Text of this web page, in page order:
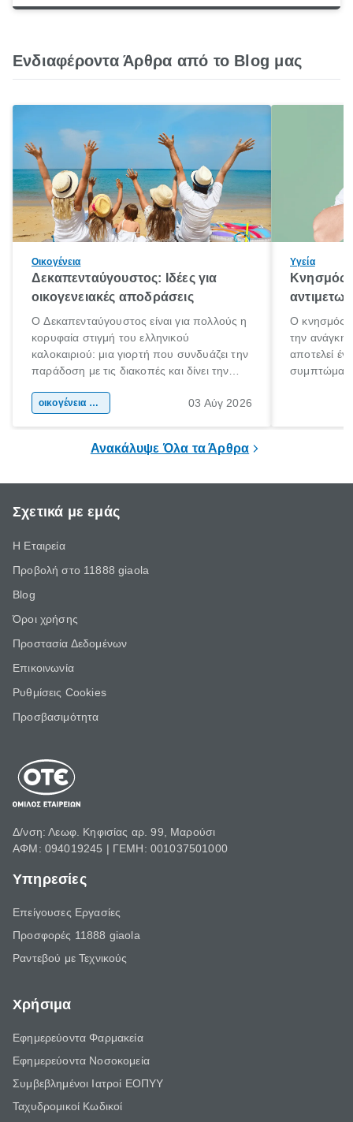
Ενδιαφέροντα Άρθρα από το Blog μας
Οικογένεια
Δεκαπενταύγουστος: Ιδέες για
οικογενειακές αποδράσεις
Ο Δεκαπενταύγουστος είναι για πολλούς η
κορυφαία στιγμή του ελληνικού
καλοκαιριού: μια γιορτή που συνδυάζει την
παράδοση με τις διακοπές και δίνει την
χώρας. Είτε πρόκειται για λίγες μέρες
οικογένεια & παιδί 03 Αύγ 2026
Υγεία
Κνησμός:
Ο κνησμός
την ανάγκη
αποτελεί
Ανακάλυψε Όλα τα Άρθρα
Σχετικά με εμάς
Η Εταιρεία
Προβολή στο 11888 giaola
Blog
Όροι χρήσης
Προστασία Δεδομένων
Επικοινωνία
Ρυθμίσεις Cookies
Προσβασιμότητα
Δ/νση: Λεωφ. Κηφισίας αρ. 99, Μαρούσι
ΑΦΜ: 094019245 | ΓΕΜΗ: 001037501000
Υπηρεσίες
Επείγουσες Εργασίες
Προσφορές 11888 giaola
Ραντεβού με Τεχνικούς
Χρήσιμα
Εφημερεύοντα Φαρμακεία
Εφημερεύοντα Νοσοκομεία
Συμβεβλημένοι Ιατροί ΕΟΠΥΥ
Ταχυδρομικοί Κωδικοί